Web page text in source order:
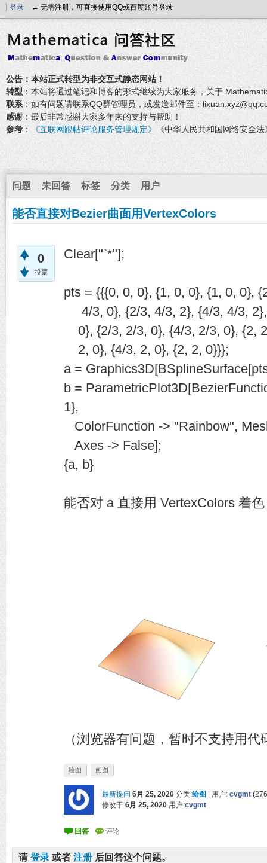
登录 ← 无需注册，可直接使用QQ或百度账号登录
公告：本站正式转型为非交互式静态网站！
转型 ：本站将通过笔记和博客的形式继续为大家服务，关于
联系 ：如有问题请联系QQ群管理员，或发送邮件至：
感谢 ：最后非常感谢大家多年来的支持与帮助！
参考 ： 《互联网跟帖评论服务管理规定》 《中华人民共和国网络安全
问题 未回答 标签 分类 用户
能否直接对Bezier曲面用VertexColors
0
投票
Clear["`*"];
pts = {{{0, 0, 0}, {1, 0, 0}, {1, 0, 0},
4/3, 0}, {2/3, 4/3, 2}, {4/3, 4/3,
0}, {2/3, 2/3, 0}, {4/3, 2/3, 0}, {2,
2, 0}, {4/3, 2, 0}, {2, 2, 0}}};
a =
b =
1},
ColorFunction -> "Rainbow",
Axes -> False];
{a, b}
能否对 a 直接用 VertexColors 着
（浏览器有问题，暂时不支持用代
绘图 画图
最新提问 6月 25, 2020 分类:绘图 用户: cvgmt (276
修改于 6月 25, 2020 用户:cvgmt
请登录 或者 注册 后回答这个问题。